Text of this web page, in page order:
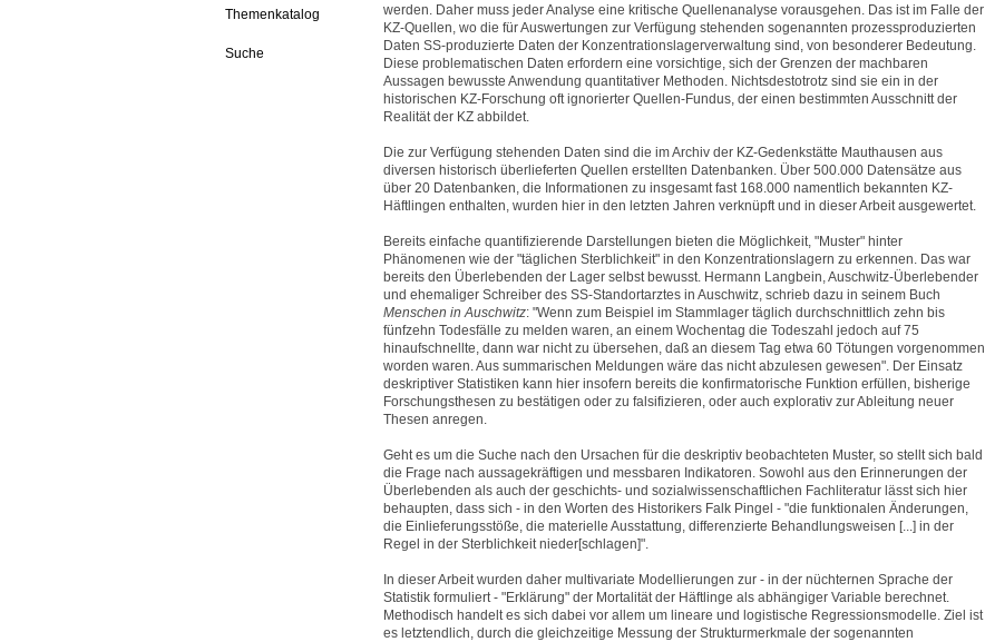
Themenkatalog
Suche
werden. Daher muss jeder Analyse eine kritische Quellenanalyse vorausgehen. Das ist im Falle der
KZ-Quellen, wo die für Auswertungen zur Verfügung stehenden sogenannten prozessproduzierten
Daten SS-produzierte Daten der Konzentrationslagerverwaltung sind, von besonderer Bedeutung.
Diese problematischen Daten erfordern eine vorsichtige, sich der Grenzen der machbaren
Aussagen bewusste Anwendung quantitativer Methoden. Nichtsdestotrotz sind sie ein in der
historischen KZ-Forschung oft ignorierter Quellen-Fundus, der einen bestimmten Ausschnitt der
Realität der KZ abbildet.
Die zur Verfügung stehenden Daten sind die im Archiv der KZ-Gedenkstätte Mauthausen aus
diversen historisch überlieferten Quellen erstellten Datenbanken. Über 500.000 Datensätze aus
über 20 Datenbanken, die Informationen zu insgesamt fast 168.000 namentlich bekannten KZ-
Häftlingen enthalten, wurden hier in den letzten Jahren verknüpft und in dieser Arbeit ausgewertet.
Bereits einfache quantifizierende Darstellungen bieten die Möglichkeit, "Muster" hinter
Phänomenen wie der "täglichen Sterblichkeit" in den Konzentrationslagern zu erkennen. Das war
bereits den Überlebenden der Lager selbst bewusst. Hermann Langbein, Auschwitz-Überlebender
und ehemaliger Schreiber des SS-Standortarztes in Auschwitz, schrieb dazu in seinem Buch
Menschen in Auschwitz: "Wenn zum Beispiel im Stammlager täglich durchschnittlich zehn bis
fünfzehn Todesfälle zu melden waren, an einem Wochentag die Todeszahl jedoch auf 75
hinaufschnellte, dann war nicht zu übersehen, daß an diesem Tag etwa 60 Tötungen vorgenommen
worden waren. Aus summarischen Meldungen wäre das nicht abzulesen gewesen". Der Einsatz
deskriptiver Statistiken kann hier insofern bereits die konfirmatorische Funktion erfüllen, bisherige
Forschungsthesen zu bestätigen oder zu falsifizieren, oder auch explorativ zur Ableitung neuer
Thesen anregen.
Geht es um die Suche nach den Ursachen für die deskriptiv beobachteten Muster, so stellt sich bald
die Frage nach aussagekräftigen und messbaren Indikatoren. Sowohl aus den Erinnerungen der
Überlebenden als auch der geschichts- und sozialwissenschaftlichen Fachliteratur lässt sich hier
behaupten, dass sich - in den Worten des Historikers Falk Pingel - "die funktionalen Änderungen,
die Einlieferungsstöße, die materielle Ausstattung, differenzierte Behandlungsweisen [...] in der
Regel in der Sterblichkeit nieder[schlagen]".
In dieser Arbeit wurden daher multivariate Modellierungen zur - in der nüchternen Sprache der
Statistik formuliert - "Erklärung" der Mortalität der Häftlinge als abhängiger Variable berechnet.
Methodisch handelt es sich dabei vor allem um lineare und logistische Regressionsmodelle. Ziel ist
es letztendlich, durch die gleichzeitige Messung der Strukturmerkmale der sogenannten